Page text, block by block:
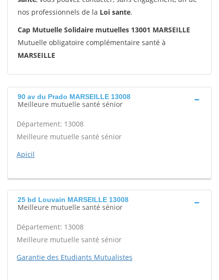
nos professionnels de la Loi sante.
Cap Mutuelle Solidaire mutuelles 13001 MARSEILLE
Mutuelle obligatoire complémentaire santé à
MARSEILLE
90 av du Prado MARSEILLE 13008
Meilleure mutuelle santé sénior
Département: 13008
Meilleure mutuelle santé sénior
Apicil
25 bd Louvain MARSEILLE 13008
Meilleure mutuelle santé sénior
Département: 13008
Meilleure mutuelle santé sénior
Garantie des Etudiants Mutualistes